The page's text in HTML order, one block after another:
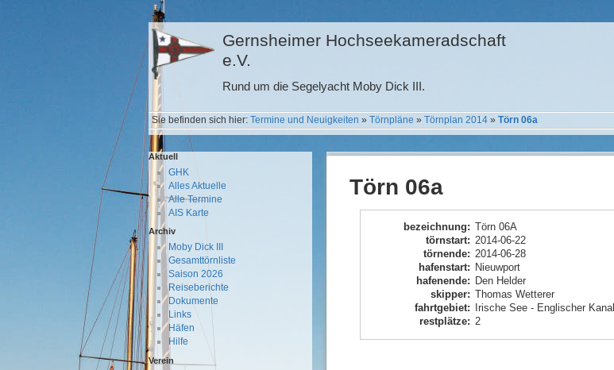
Gernsheimer Hochseekameradschaft
e.V.
Rund um die Segelyacht Moby Dick III.
Sie befinden sich hier:Termine und Neuigkeiten »Törnpläne »Törnplan 2014 »Törn 06a
Aktuell
GHK
Alles Aktuelle
Alle Termine
AIS Karte
Archiv
Moby Dick III
Gesamttörnliste
Saison 2026
Reiseberichte
Dokumente
Links
Häfen
Hilfe
Verein
Törn 06a
bezeichnung:
Törn 06A
törnstart: 2014-06-22
törnende: 2014-06-28
hafenstart:
Nieuwport
hafenende:
Den Helder
skipper:
Thomas Wetterer
fahrtgebiet:
Irische See - Englischer Kanal
restplätze: 2